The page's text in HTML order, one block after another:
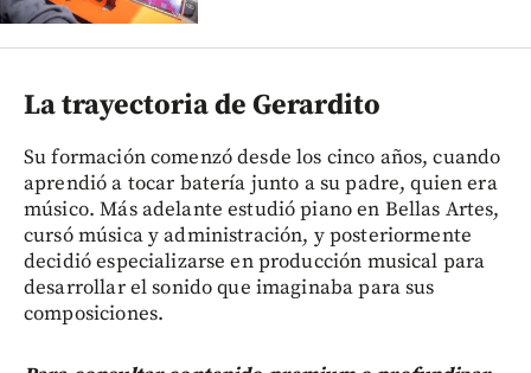
La trayectoria de Gerardito
Su formación comenzó desde los cinco años, cuando
aprendió a tocar batería junto a su padre, quien era
músico. Más adelante estudió piano en Bellas Artes,
cursó música y administración, y posteriormente
decidió especializarse en producción musical para
desarrollar el sonido que imaginaba para sus
composiciones.